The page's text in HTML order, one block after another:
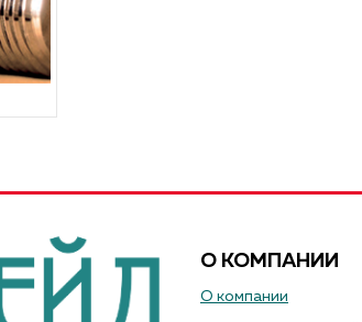
О КОМПАНИИ
О компании